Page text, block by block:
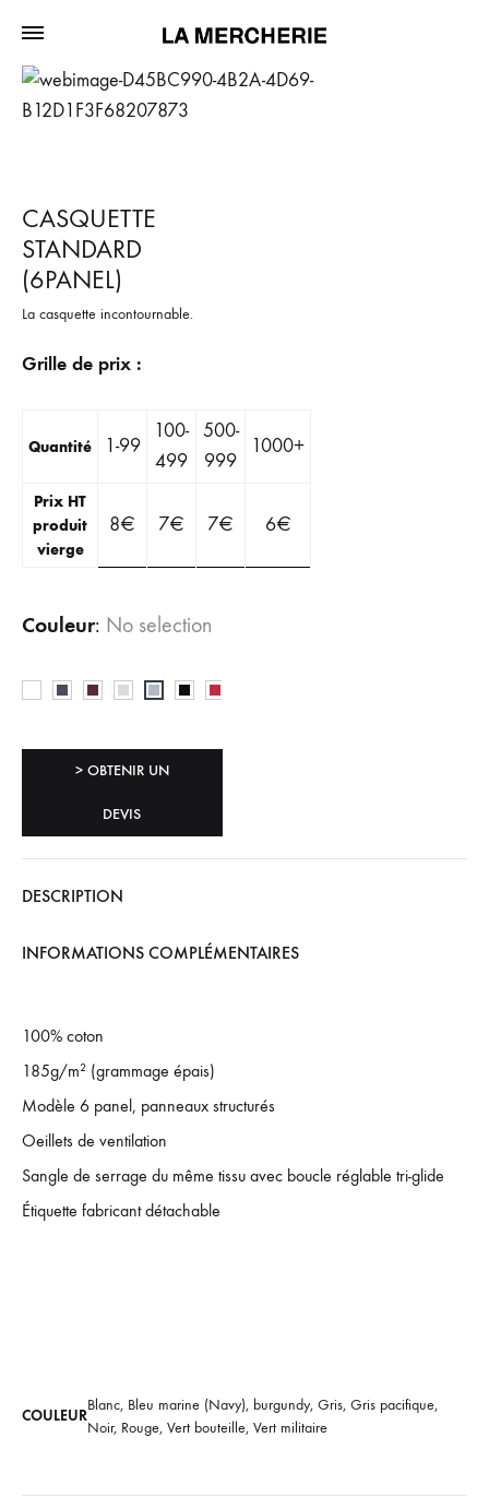
CASQUETTE
STANDARD
(6PANEL)
La casquette incontournable.
Grille de prix :
Quantité 1-99
100-
499
500-
999
1000+
Prix HT
produit
vierge
8€ 7€ 7€ 6€
Couleur: No selection
> OBTENIR UN
DEVIS
DESCRIPTION
INFORMATIONS COMPLÉMENTAIRES
100% coton
185g/m² (grammage épais)
Modèle 6 panel, panneaux structurés
Oeillets de ventilation
Sangle de serrage du même tissu avec boucle réglable tri-glide
Étiquette fabricant détachable
COULEUR
Blanc, Bleu marine (Navy), burgundy, Gris, Gris pacifique,
Noir, Rouge, Vert bouteille, Vert militaire